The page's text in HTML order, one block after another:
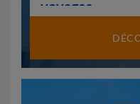
voyages